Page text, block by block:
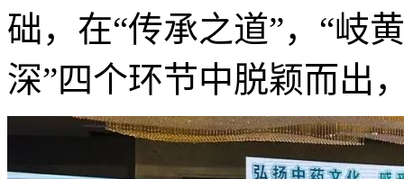
础，在“传承之道”，“岐
深”四个环节中脱颖而出